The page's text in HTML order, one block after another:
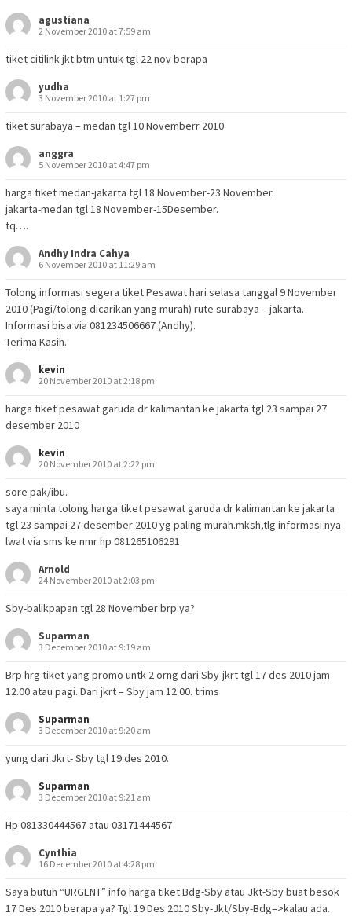
agustiana
2 November 2010 at 7:59 am
tiket citilink jkt btm untuk tgl 22 nov berapa
yudha
3 November 2010 at 1:27 pm
tiket surabaya – medan tgl 10 Novemberr 2010
anggra
5 November 2010 at 4:47 pm
harga tiket medan-jakarta tgl 18 November-23 November.
jakarta-medan tgl 18 November-15Desember.
tq….
Andhy Indra Cahya
6 November 2010 at 11:29 am
Tolong informasi segera tiket Pesawat hari selasa tanggal 9 November
2010 (Pagi/tolong dicarikan yang murah) rute surabaya – jakarta.
Informasi bisa via 081234506667 (Andhy).
Terima Kasih.
kevin
20 November 2010 at 2:18 pm
harga tiket pesawat garuda dr kalimantan ke jakarta tgl 23 sampai 27
desember 2010
kevin
20 November 2010 at 2:22 pm
sore pak/ibu.
saya minta tolong harga tiket pesawat garuda dr kalimantan ke jakarta
tgl 23 sampai 27 desember 2010 yg paling murah.mksh,tlg informasi nya
lwat via sms ke nmr hp 081265106291
Arnold
24 November 2010 at 2:03 pm
Sby-balikpapan tgl 28 November brp ya?
Suparman
3 December 2010 at 9:19 am
Brp hrg tiket yang promo untk 2 orng dari Sby-jkrt tgl 17 des 2010 jam
12.00 atau pagi. Dari jkrt – Sby jam 12.00. trims
Suparman
3 December 2010 at 9:20 am
yung dari Jkrt- Sby tgl 19 des 2010.
Suparman
3 December 2010 at 9:21 am
Hp 081330444567 atau 03171444567
Cynthia
16 December 2010 at 4:28 pm
Saya butuh “URGENT” info harga tiket Bdg-Sby atau Jkt-Sby buat besok
17 Des 2010 berapa ya? Tgl 19 Des 2010 Sby-Jkt/Sby-Bdg–>kalau ada.